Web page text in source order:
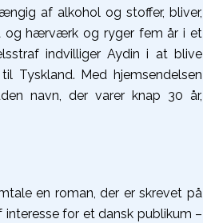
af alkohol og stoffer, bliver,
og hærværk og ryger fem år i et
indvilliger Aydin i at blive
Tyskland. Med hjemsendelsen
navn, der varer knap 30 år,
en roman, der er skrevet på
for et dansk publikum –